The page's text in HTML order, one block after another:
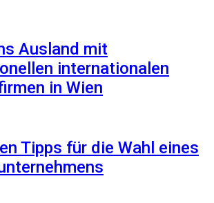
Ausland mit
internationalen
in Wien
Tipps für die Wahl eines